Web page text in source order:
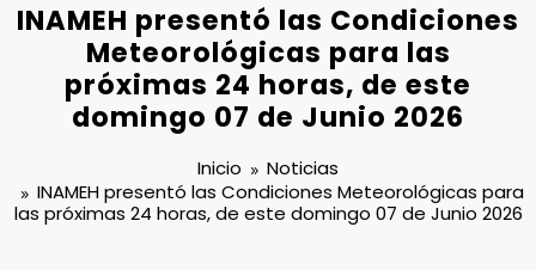
INAMEH presentó las Condiciones
Meteorológicas para las
próximas 24 horas, de este
domingo 07 de Junio 2026
Inicio
Noticias
INAMEH presentó las Condiciones Meteorológicas para
las próximas 24 horas, de este domingo 07 de Junio 2026